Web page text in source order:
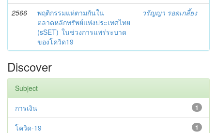
2566
พฤติกรรมแห่ตามกันใน
ตลาดหลักทรัพย์แห่งประเทศไทย
(sSET) ในช่วงการแพร่ระบาด
ของโควิด19
วรัญญา รอดเกลี้ยง
Discover
Subject
1
การเงิน
1
โควิด-19